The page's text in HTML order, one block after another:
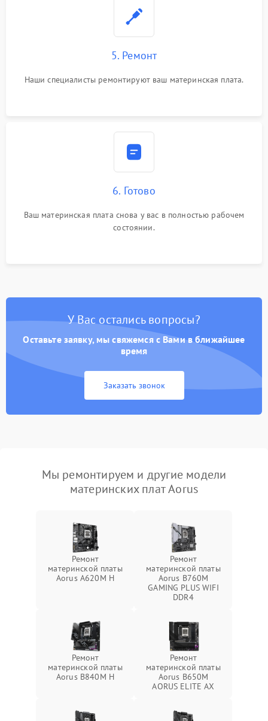
5. Ремонт
Наши специалисты ремонтируют ваш материнская плата.
6. Готово
Ваш материнская плата снова у вас в полностью рабочем
состоянии.
У Вас остались вопросы?
Оставьте заявку, мы свяжемся с Вами в ближайшее
время
Заказать звонок
Мы ремонтируем и другие модели
материнских плат Aorus
Ремонт
материнской платы
Aorus A620M H
Ремонт
материнской платы
Aorus B760M
GAMING PLUS WIFI
DDR4
Ремонт
материнской платы
Aorus B840M H
Ремонт
материнской платы
Aorus B650M
AORUS ELITE AX